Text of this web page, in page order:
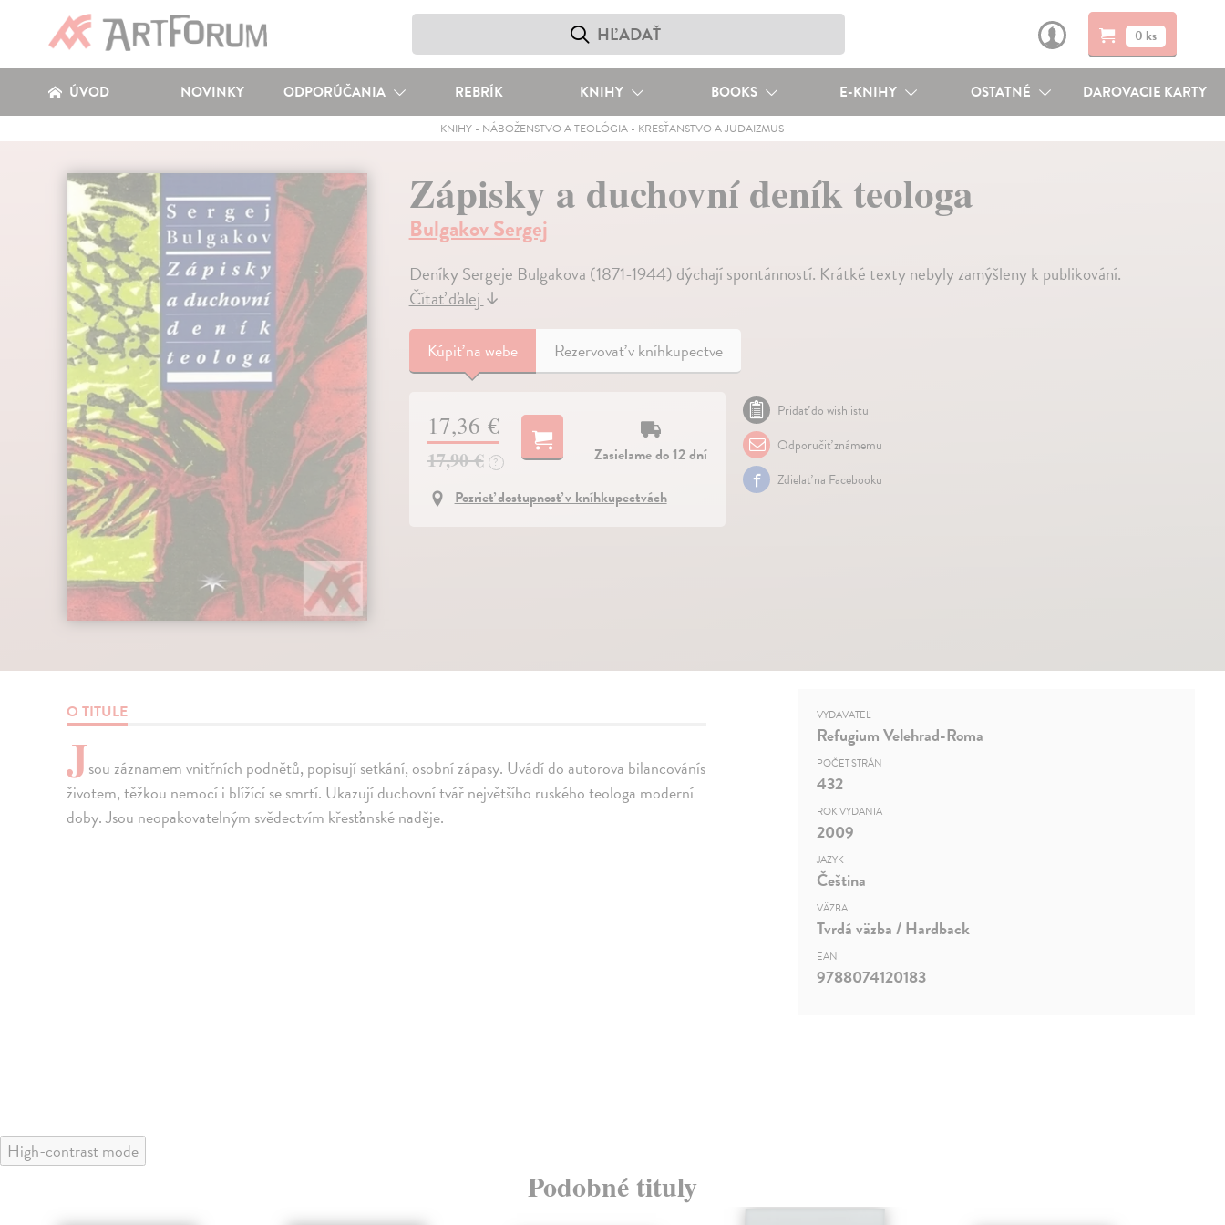
0 ks
ÚVOD NOVINKY ODPORÚČANIA REBRÍK KNIHY BOOKS E-KNIHY OSTATNÉ DAROVACIE KARTY
KNIHY - NÁBOŽENSTVO A TEOLÓGIA - KRESŤANSTVO A JUDAIZMUS
Zápisky a duchovní deník teologa
Bulgakov Sergej
Deníky Sergeje Bulgakova (1871-1944) dýchají spontánností. Krátké texty nebyly zamýšleny k publikování.
Čítať ďalej↓
Kúpiťna webe Rezervovať v kníhkupectve
17,36 €
17,90 € ?
Zasielame do 12 dní
Pozrieť dostupnosť v kníhkupectvách
Pridať do wishlistu
Odporučiť známemu
Zdielať na Facebooku
O TITULE
Jsou záznamem vnitřních podnětů, popisují setkání, osobní zápasy. Uvádí do autorova bilancovánís
životem, těžkou nemocí i blížící se smrtí. Ukazují duchovní tvář největšího ruského teologa moderní
doby. Jsou neopakovatelným svědectvím křesťanské naděje.
VYDAVATEĽ
Refugium Velehrad-Roma
POČET STRÁN
432
ROK VYDANIA
2009
JAZYK
Čeština
VÄZBA
Tvrdá väzba / Hardback
EAN
9788074120183
High-contrast mode
Podobné tituly